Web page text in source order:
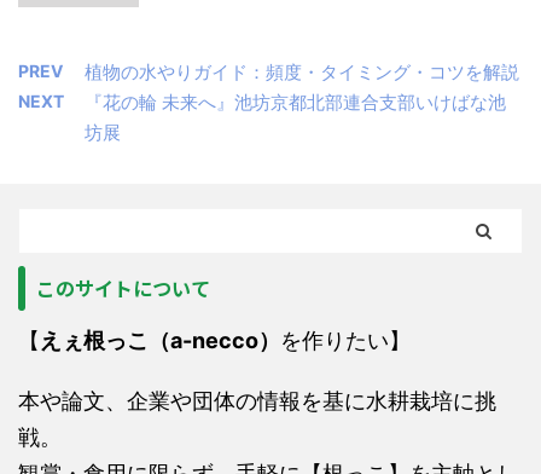
PREV 植物の水やりガイド：頻度・タイミング・コツを解説
NEXT
『花の輪 未来へ』池坊京都北部連合支部いけばな池
坊展
このサイトについて
【 えぇ根っこ（a-necco） を作りたい】
本や論文、企業や団体の情報を基に水耕栽培に挑
戦。